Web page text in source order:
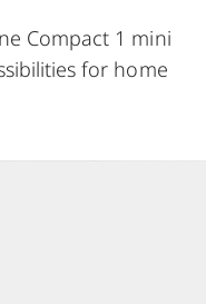
Compact 1 mini
for home